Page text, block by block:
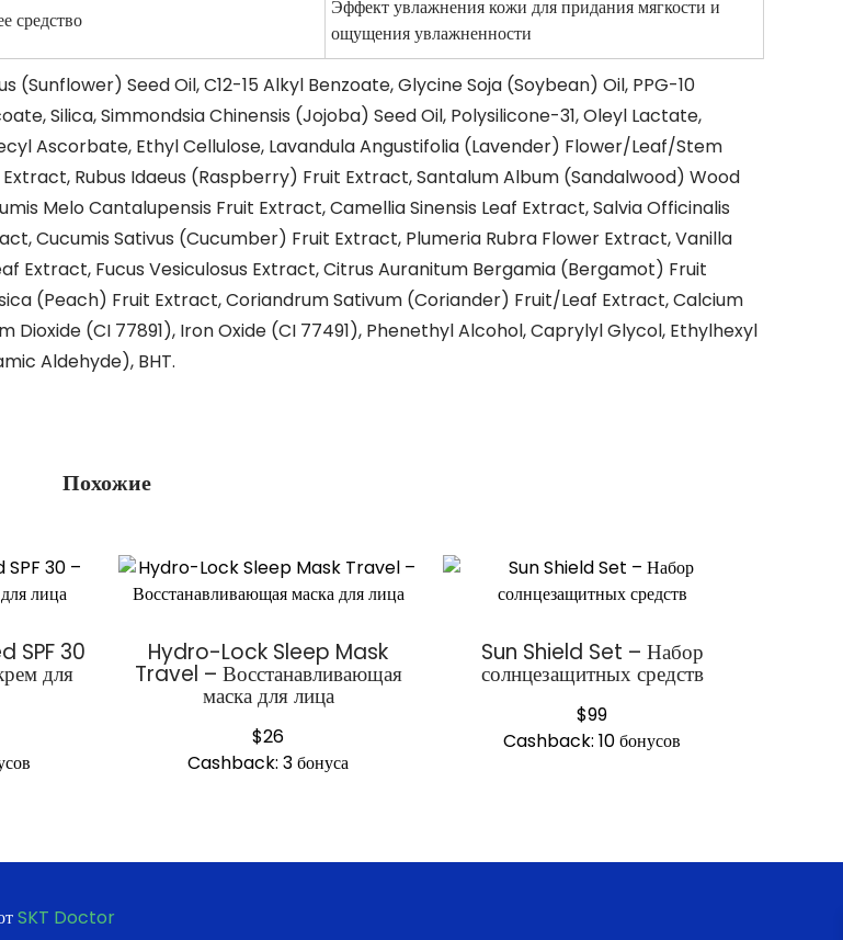
средство
Эффект увлажнения кожи для придания мягкости и
ощущения увлажненности
Seed Oil, C12-15 Alkyl Benzoate, Glycine Soja (Soybean) Oil, PPG-10
Silica, Simmondsia Chinensis (Jojoba) Seed Oil, Polysilicone-31, Oleyl Lactate,
Ascorbate, Ethyl Cellulose, Lavandula Angustifolia (Lavender) Flower/Leaf/Stem
Rubus Idaeus (Raspberry) Fruit Extract, Santalum Album (Sandalwood) Wood
Melo Cantalupensis Fruit Extract, Camellia Sinensis Leaf Extract, Salvia Officinalis
Cucumis Sativus (Cucumber) Fruit Extract, Plumeria Rubra Flower Extract, Vanilla
Extract, Fucus Vesiculosus Extract, Citrus Auranitum Bergamia (Bergamot) Fruit
(Peach) Fruit Extract, Coriandrum Sativum (Coriander) Fruit/Leaf Extract, Calcium
Dioxide (CI 77891), Iron Oxide (CI 77491), Phenethyl Alcohol, Caprylyl Glycol, Ethylhexyl
Aldehyde), BHT.
Похожие
SPF 30
для
Hydro-Lock Sleep Mask
Travel – Восстанавливающая
маска для лица
$26
Cashback: 3 бонуса
Sun Shield Set – Набор
солнцезащитных средств
$99
Cashback: 10 бонусов
SKT Doctor